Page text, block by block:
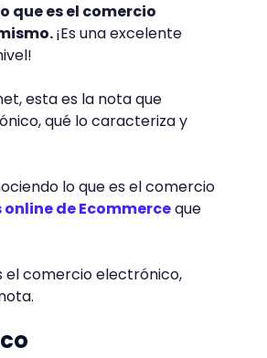
que es el comercio
¡Es una excelente
esta es la nota que
qué lo caracteriza y
lo que es el comercio
online de Ecommerceque
el comercio electrónico,